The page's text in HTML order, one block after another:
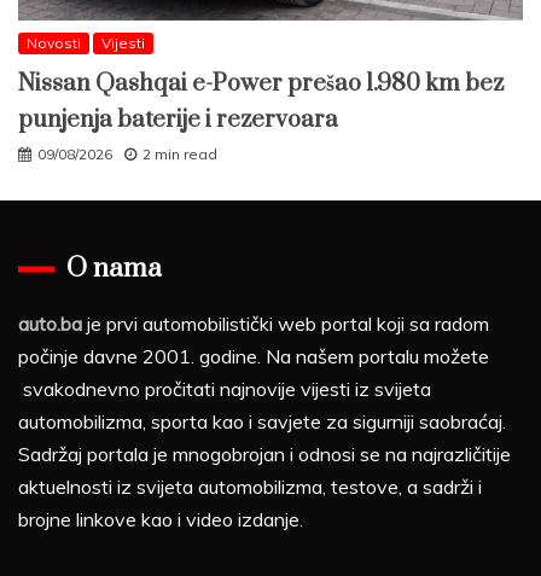
Novosti Vijesti
Nissan Qashqai e-Power prešao 1.980 km bez
punjenja baterije i rezervoara
09/08/2026 2 min read
O nama
auto.ba je prvi automobilistički web portal koji sa radom
počinje davne 2001. godine. Na našem portalu možete
svakodnevno pročitati najnovije vijesti iz svijeta
automobilizma, sporta kao i savjete za sigurniji saobraćaj.
Sadržaj portala je mnogobrojan i odnosi se na najrazličitije
aktuelnosti iz svijeta automobilizma, testove, a sadrži i
brojne linkove kao i video izdanje.